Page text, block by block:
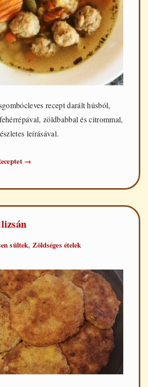
recept darált húsból,
zöldbabbal és citrommal,
leírásával.
Tárkonyos
→
sültek, Zöldséges ételek